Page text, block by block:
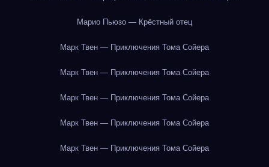
Марио Пьюзо — Крёстный отец
Марк Твен — Приключения Тома Сойера
Марк Твен — Приключения Тома Сойера
Марк Твен — Приключения Тома Сойера
Марк Твен — Приключения Тома Сойера
Марк Твен — Приключения Тома Сойера